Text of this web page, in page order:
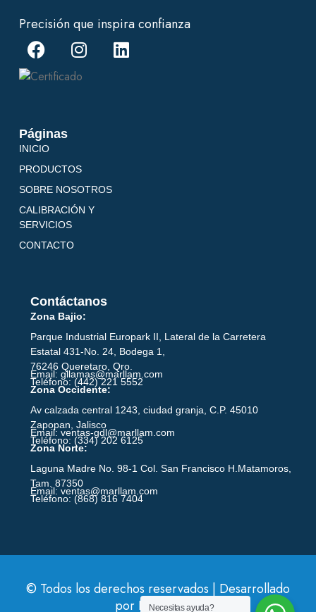
Precisión que inspira confianza
Páginas
INICIO
PRODUCTOS
SOBRE NOSOTROS
CALIBRACIÓN Y
SERVICIOS
CONTACTO
Contáctanos
Zona Bajio:
Parque Industrial Europark II, Lateral de la Carretera
Estatal 431-No. 24, Bodega 1,
76246 Queretaro, Qro.
Email: gllamas@marllam.com
Teléfono: (442) 221 5552
Zona Occidente:
Av calzada central 1243, ciudad granja, C.P. 45010
Zapopan, Jalisco
Email: ventas-gdl@marllam.com
Teléfono: (334) 202 6125
Zona Norte:
Laguna Madre No. 98-1 Col. San Francisco H.Matamoros,
Tam. 87350
Email: ventas@marllam.com
Teléfono: (868) 816 7404
© Todos los derechos reservados | Desarrollado
por HopperCat
Necesitas ayuda?